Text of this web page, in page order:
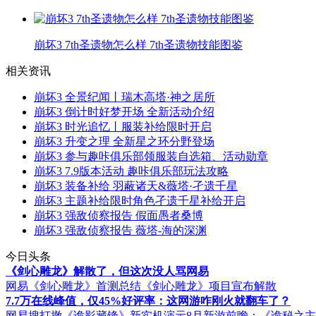
崩坏3 7th圣遗物怎么样 7th圣遗物技能图鉴
相关资讯
崩坏3 全景纪闻丨瑞木高塔·神之居所
崩坏3 倒计时好梦开场 全新活动介绍
崩坏3 时光追忆丨服装补给限时开启
崩坏3 升变之理 全新星之环分野登场
崩坏3 参与趣咔俱乐部领服装自选箱、活动勋章
崩坏3 7.9版本活动 趣咔俱乐部玩法攻略
崩坏3 装备补给 羽蔽诸天&薇塔·孑遗千星
崩坏3 主题补给限时角色孑遗千星补给开启
崩坏3 强敌侦察报告 假面愚者桑博
崩坏3 强敌侦察报告 薇塔-海的深渊
今日头条
《剑心雕龙》解散了，但这次没人骂网易
网易《剑心雕龙》首测总结 《剑心雕龙》项目宣布解散
7.7万在线峰值，仅45%好评率：这网游咋刚火就翻车了？